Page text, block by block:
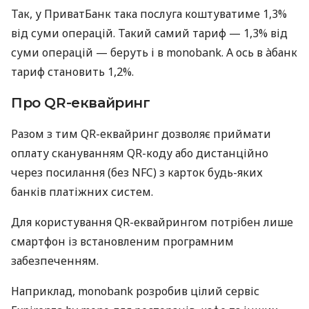
Так, у ПриватБанк така послуга коштуватиме 1,3%
від суми операцій. Такий самий тариф — 1,3% від
суми операцій — беруть і в monobank. А ось в àбанк
тариф становить 1,2%.
Про QR-еквайринг
Разом з тим QR-еквайринг дозволяє приймати
оплату скануванням QR-коду або дистанційно
через посилання (без NFC) з карток будь-яких
банків платіжних систем.
Для користування QR-еквайрингом потрібен лише
смартфон із встановленим програмним
забезпеченням.
Наприклад, monobank розробив цілий сервіс